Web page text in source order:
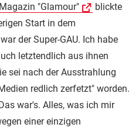
"Glamour"
blickte
Start in dem
der Super-GAU. Ich habe
letztendlich aus ihnen
sei nach der Ausstrahlung
redlich zerfetzt" worden.
war's. Alles, was ich mir
einer einzigen